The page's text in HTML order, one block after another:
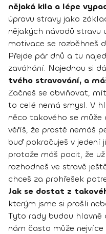
nějaká kila a lépe
úpravu stravy jako
nějakých návodů stravu
motivace se rozběhneš
Přejde pár dnů a tu
zaváhání. Najednou si
tvého stravování, a
Začneš se obviňovat,
to celé nemá smysl. V
něco takového se
věříš, že prostě nemáš
buď pokračuješ v jedení
protože máš pocit, že
rozhodneš ve stravě
chceš za prohřešek
Jak se dostat z
kterým jsme si prošli
Tyto rady budou hlavně
nám často může